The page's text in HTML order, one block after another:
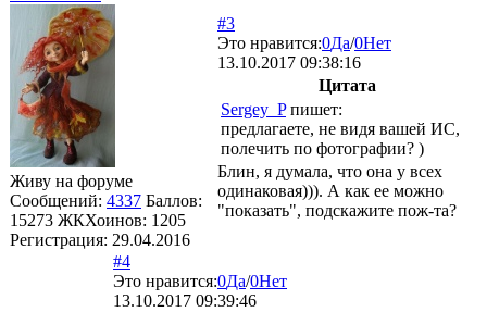
Живу на форуме
Сообщений: 4337 Баллов:
15273 ЖКХоинов: 1205
Регистрация: 29.04.2016
#3
Это нравится:0Да/0Нет
13.10.2017 09:38:16
Цитата
Sergey_Pпишет:
предлагаете, не видя вашей ИС,
полечить по фотографии? )
Блин, я думала, что она у всех
одинаковая))). А как ее можно
"показать", подскажите пож-та?
#4
Это нравится:0Да/0Нет
13.10.2017 09:39:46